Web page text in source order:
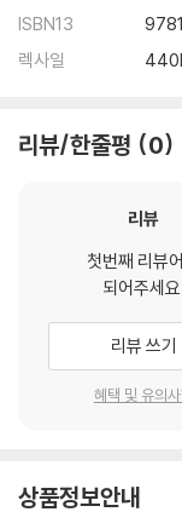
ISBN13
렉사일
리뷰/한줄평 0
리뷰
첫번째 리뷰
되어주세요.
리뷰 쓰기
혜택 및 유의
상품정보안내